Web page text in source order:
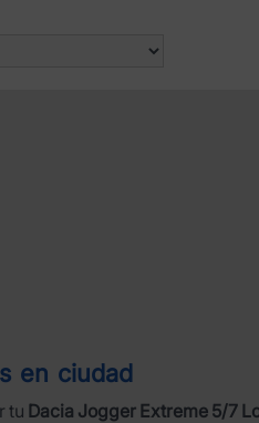
en ciudad
tu Dacia Jogger Extreme 5/7